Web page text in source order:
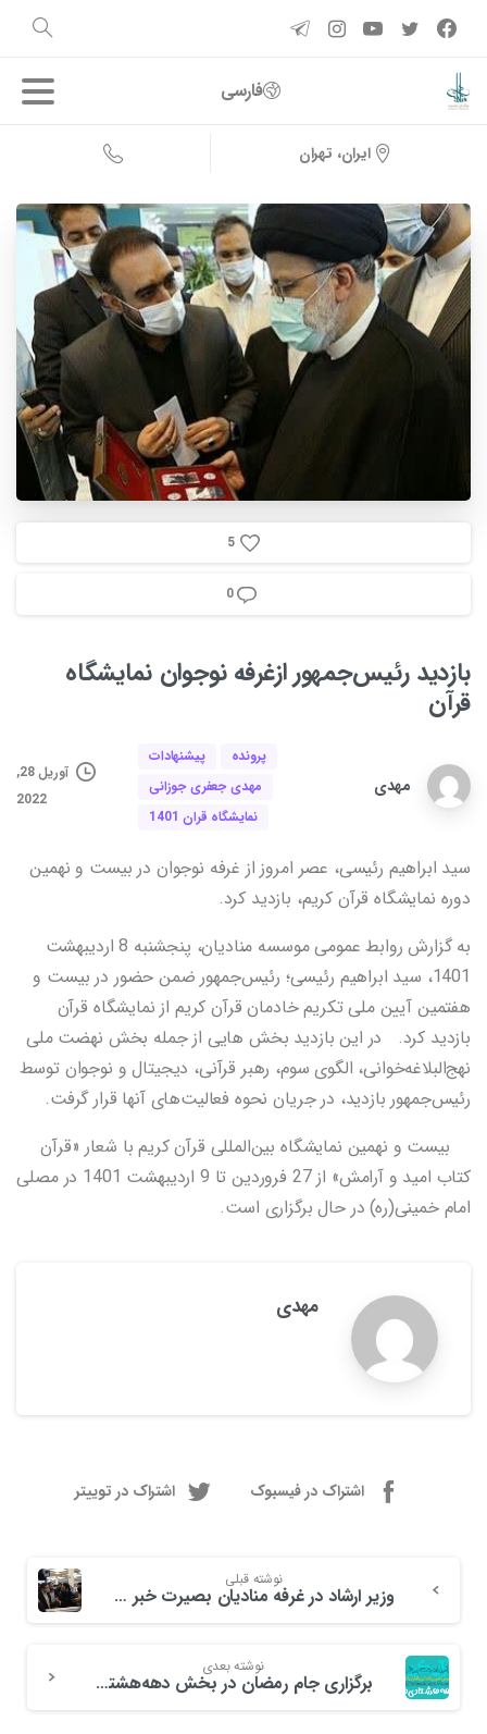
فارسی
ایران، تهران
5
0
بازدید رئیس‌جمهورازغرفه نوجوان نمایشگاه
قرآن
مهدی
پرونده
پیشنهادات
مهدی جعفری جوزانی
نمایشگاه قران 1401
آوریل 28,
2022
سید ابراهیم رئیسی، عصر امروز از غرفه نوجوان در بیست و نهمین
دوره نمایشگاه قرآن کریم، بازدید کرد.
به گزارش روابط عمومی موسسه منادیان، پنجشنبه 8 اردیبهشت
1401، سید ابراهیم رئیسی؛ رئیس‌جمهور ضمن حضور در بیست و
هفتمین آیین ملی تکریم خادمان قرآن کریم از نمایشگاه قرآن
بازدید کرد. در این بازدید بخش هایی از جمله بخش نهضت ملی
نهج‌البلاغه‌خوانی، الگوی سوم، رهبر قرآنی، دیجیتال و نوجوان توسط
رئیس‌جمهور بازدید، در جریان نحوه فعالیت‌های آنها قرار گرفت.
بیست و نهمین نمایشگاه بین‌المللی قرآن کریم با شعار «قرآن
کتاب امید و آرامش» از 27 فروردین تا 9 اردیبهشت 1401 در مصلی
امام خمینی(ره) در حال برگزاری است.
مهدی
اشتراک در فیسبوک اشتراک در توییتر
نوشته قبلی
وزیر ارشاد در غرفه منادیان بصیرت خبر داد؛ برنامه تحولی بازی‌های رایانه‌ای به‌زودی رونمایی خواهد شد
نوشته بعدی
برگزاری جام رمضان در بخش دهه‌هشتادی‌های نمایشگاه قرآن